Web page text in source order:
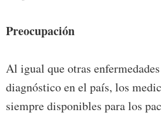
Preocupación
Al igual que otras
diagnóstico en el país, los
siempre disponibles para los